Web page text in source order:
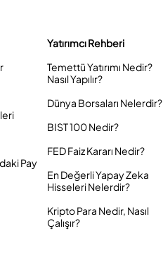
Pay
Yatırımcı Rehberi
Temettü Yatırımı Nedir?
Nasıl Yapılır?
Dünya Borsaları Nelerdir?
BIST 100 Nedir?
FED Faiz Kararı Nedir?
En Değerli Yapay Zeka
Hisseleri Nelerdir?
Kripto Para Nedir, Nasıl
Çalışır?